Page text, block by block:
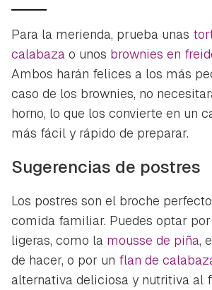
Para la merienda, prueba unas
calabaza o unos brownies en
Ambos harán felices a los más
caso de los brownies, no
horno, lo que los convierte en un
más fácil y rápido de preparar.
Sugerencias de postres
Los postres son el broche
comida familiar. Puedes optar
ligeras, como la mousse de piña,
de hacer, o por un flan de
alternativa deliciosa y nutritiva al